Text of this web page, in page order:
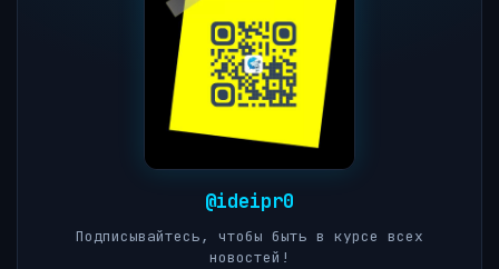
@ideipr0
Подписывайтесь, чтобы быть в курсе всех
новостей!